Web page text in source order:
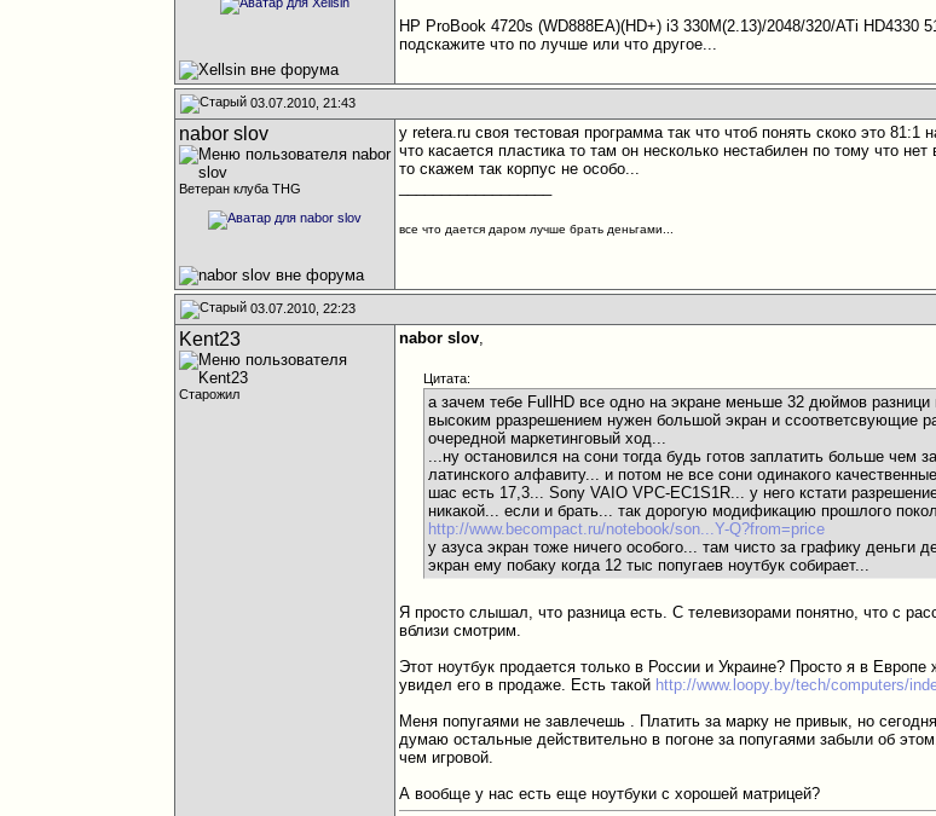
HP ProBook 4720s (WD888EA)(HD+) i3 330M(2.13)/2048/320/ATi HD4330
подскажите что по лучше или что другое...
03.07.2010, 21:43
nabor slov
Ветеран клуба THG
у retera.ru своя тестовая программа так что чтоб понять скоко это 81:1
что касается пластика то там он несколько нестабилен по тому что
то скажем так корпус не особо...
все что дается даром лучше брать деньгами...
03.07.2010, 22:23
Kent23
Старожил
nabor slov,
Цитата:
а зачем тебе FullHD все одно на экране меньше 32 дюймов
высоким рразрешением нужен большой экран и ссоответсвующие
очередной маркетинговый ход...
...ну остановился на сони тогда будь готов заплатить больше
латинского алфавиту... и потом не все сони одинакого
шас есть 17,3... Sony VAIO VPC-EC1S1R... у него кстати
никакой... если и брать... так дорогую модификацию прошлого
http://www.becompact.ru/notebook/son...Y-Q?from=price
у азуса экран тоже ничего особого... там чисто за графику деньги
экран ему побаку когда 12 тыс попугаев ноутбук собирает...
Я просто слышал, что разница есть. С телевизорами понятно, что с
вблизи смотрим.
Этот ноутбук продается только в России и Украине? Просто я в
увидел его в продаже. Есть такой http://www.loopy.by/tech/computers/
Меня попугаями не завлечешь . Платить за марку не привык, но
думаю остальные действительно в погоне за попугаями забыли об
чем игровой.
А вообще у нас есть еще ноутбуки с хорошей матрицей?